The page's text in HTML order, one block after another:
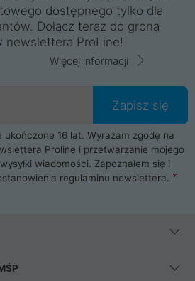
dostępnego tylko dla
Dołącz teraz do grona
newslettera ProLine!
Więcej informacji
Zapisz się
ukończone 16 lat. Wyrażam zgodę na
Proline i przetwarzanie mojego
wiadomości. Zapoznałem się i
regulaminu newslettera.